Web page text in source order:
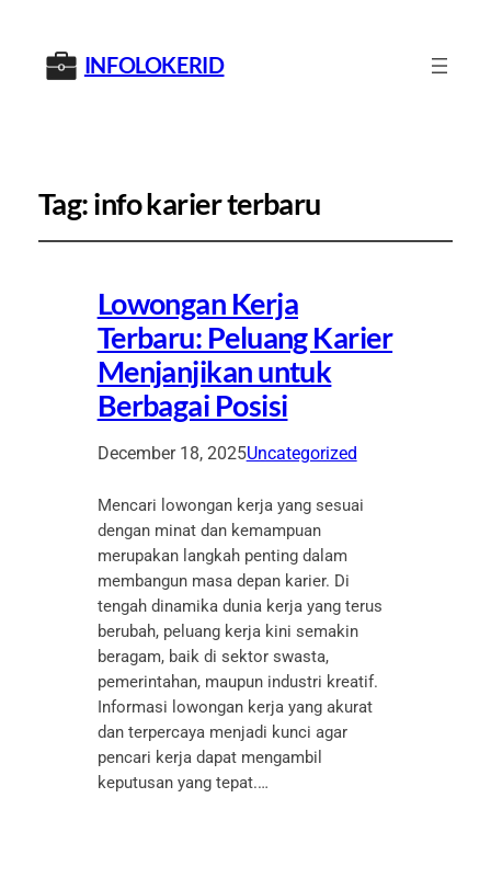
INFOLOKERID
Tag:info karier terbaru
Lowongan Kerja
Terbaru: Peluang Karier
Menjanjikan untuk
Berbagai Posisi
December 18, 2025Uncategorized
Mencari lowongan kerja yang sesuai
dengan minat dan kemampuan
merupakan langkah penting dalam
membangun masa depan karier. Di
tengah dinamika dunia kerja yang terus
berubah, peluang kerja kini semakin
beragam, baik di sektor swasta,
pemerintahan, maupun industri kreatif.
Informasi lowongan kerja yang akurat
dan terpercaya menjadi kunci agar
pencari kerja dapat mengambil
keputusan yang tepat.…